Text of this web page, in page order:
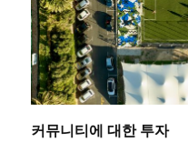
커뮤니티에 대한 투자